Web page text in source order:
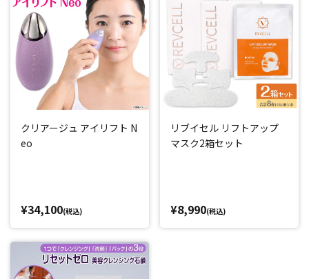
クリアージュ アイリフト N
eo
¥34,100(税込)
リブイセル リフトアップ
マスク2箱セット
¥8,990(税込)